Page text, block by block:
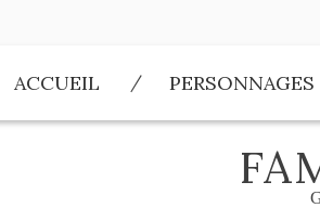
ACCUEIL PERSONNAGES